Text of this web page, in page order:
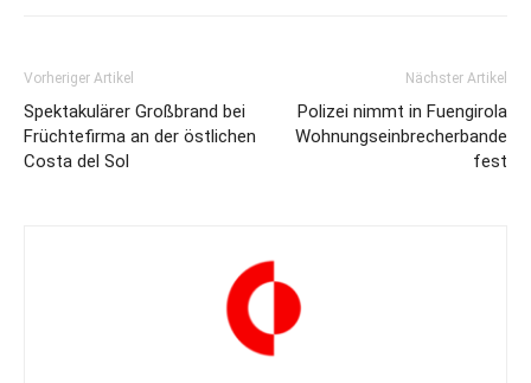
Vorheriger Artikel
Spektakulärer Großbrand bei
Früchtefirma an der östlichen
Costa del Sol
Nächster Artikel
Polizei nimmt in Fuengirola
Wohnungseinbrecherbande
fest